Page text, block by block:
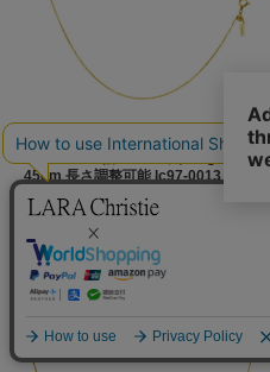
ゴールド チェーン ネックレス 18金
45cm 長さ調整可能 lc97-0013
通常価格: